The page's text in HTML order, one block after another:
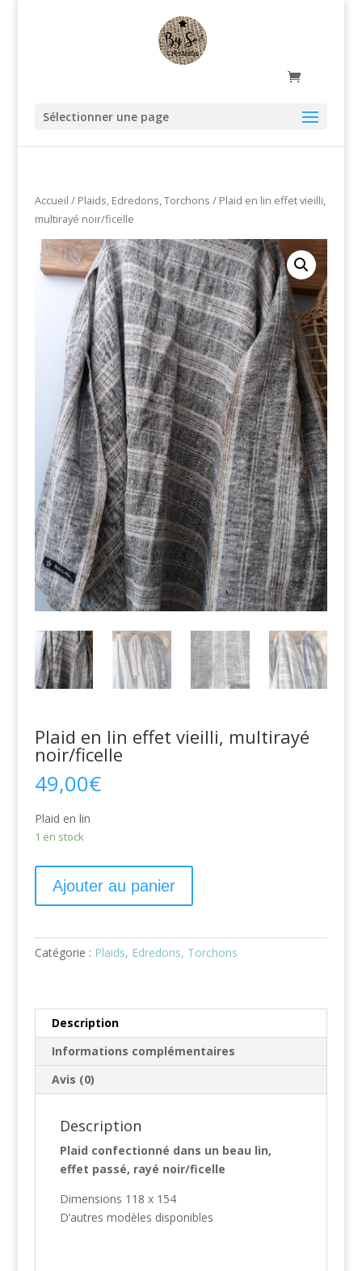
Sélectionner une page
Accueil / Plaids, Edredons, Torchons / Plaid en lin effet vieilli,
multirayé noir/ficelle
Plaid en lin effet vieilli, multirayé
noir/ficelle
49,00€
Plaid en lin
1 en stock
Ajouter au panier
Catégorie : Plaids, Edredons, Torchons
Description
Informations complémentaires
Avis (0)
Description
Plaid confectionné dans un beau lin,
effet passé, rayé noir/ficelle
Dimensions 118 x 154
D’autres modèles disponibles